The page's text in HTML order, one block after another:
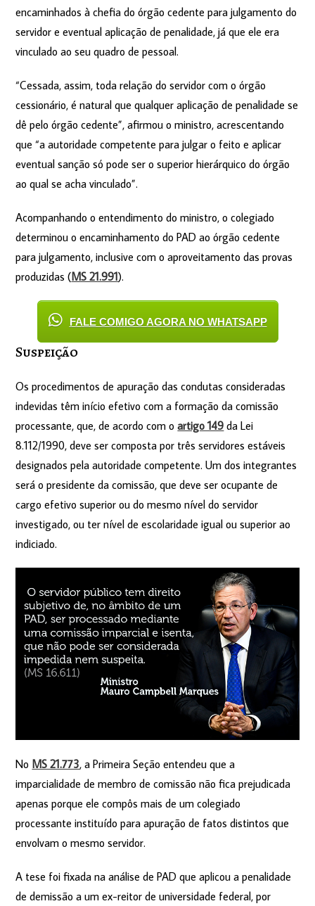
encaminhados à chefia do órgão cedente para julgamento do
servidor e eventual aplicação de penalidade, já que ele era
vinculado ao seu quadro de pessoal.
“Cessada, assim, toda relação do servidor com o órgão
cessionário, é natural que qualquer aplicação de penalidade se
dê pelo órgão cedente”, afirmou o ministro, acrescentando
que “a autoridade competente para julgar o feito e aplicar
eventual sanção só pode ser o superior hierárquico do órgão
ao qual se acha vinculado”.
Acompanhando o entendimento do ministro, o colegiado
determinou o encaminhamento do PAD ao órgão cedente
para julgamento, inclusive com o aproveitamento das provas
produzidas (MS 21.991).
FALE COMIGO AGORA NO WHATSAPP
Susp​eição
Os procedimentos de apuração das condutas consideradas
indevidas têm início efetivo com a formação da comissão
processante, que, de acordo com oartigo 149 da Lei
8.112/1990, deve ser composta por três servidores estáveis
designados pela autoridade competente. Um dos integrantes
será o presidente da comissão, que deve ser ocupante de
cargo efetivo superior ou do mesmo nível do servidor
investigado, ou ter nível de escolaridade igual ou superior ao
indiciado.
No MS 21.773, a Primeira Seção entendeu que a
imparcialidade de membro de comissão não fica prejudicada
apenas porque ele compôs mais de um colegiado
processante instituído para apuração de fatos distintos que
envolvam o mesmo servidor.
A tese foi fixada na análise de PAD que aplicou a penalidade
de demissão a um ex-reitor de universidade federal, por